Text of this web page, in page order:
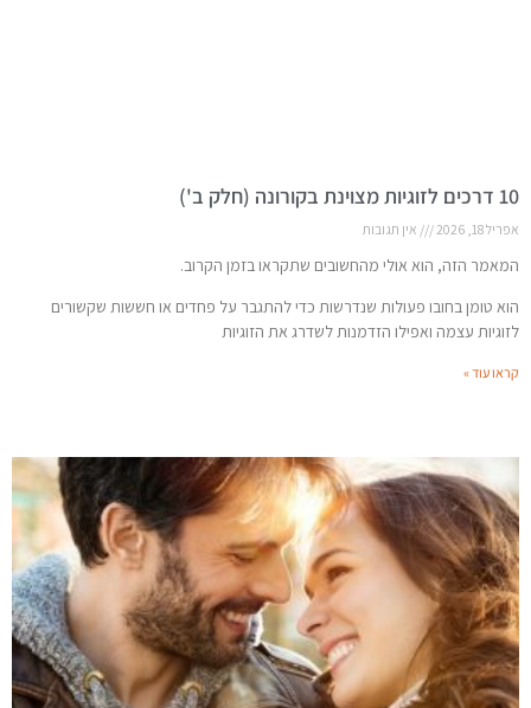
10 דרכים לזוגיות מצוינת בקורונה (חלק ב')
אפריל 18, 2026 אין תגובות
המאמר הזה, הוא אולי מהחשובים שתקראו בזמן הקרוב.
הוא טומן בחובו פעולות שנדרשות כדי להתגבר על פחדים או חששות שקשורים
לזוגיות עצמה ואפילו הזדמנות לשדרג את הזוגיות
קראו עוד »